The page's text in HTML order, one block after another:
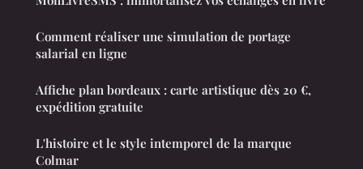
Comment réaliser une simulation de portage
salarial en ligne
Affiche plan bordeaux : carte artistique dès 20 €,
expédition gratuite
L'histoire et le style intemporel de la marque
Colmar